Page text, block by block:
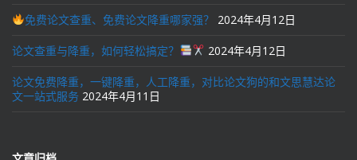
免费论文查重、免费论文降重哪家强？ 2024年4月12日
论文查重与降重，如何轻松搞定？ 2024年4月12日
论文免费降重，一键降重，人工降重，对比论文狗的和文思慧达论
文一站式服务 2024年4月11日